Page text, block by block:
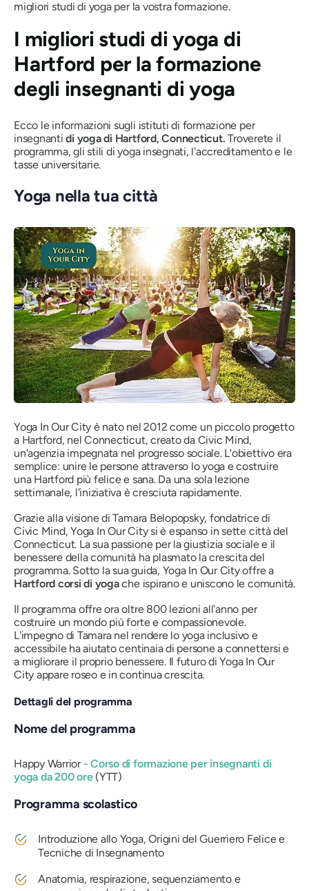
migliori studi di yoga per la vostra formazione.
I migliori studi di yoga di
Hartford per la formazione
degli insegnanti di yoga
Ecco le informazioni sugli istituti di formazione per
insegnantidi yoga di Hartford, Connecticut. Troverete il
programma, gli stili di yoga insegnati, l'accreditamento e le
tasse universitarie.
Yoga nella tua città
Yoga In Our City è nato nel 2012 come un piccolo progetto
a Hartford, nel Connecticut, creato da Civic Mind,
un'agenzia impegnata nel progresso sociale. L'obiettivo era
semplice: unire le persone attraverso lo yoga e costruire
una Hartford più felice e sana. Da una sola lezione
settimanale, l'iniziativa è cresciuta rapidamente.
Grazie alla visione di Tamara Belopopsky, fondatrice di
Civic Mind, Yoga In Our City si è espanso in sette città del
Connecticut. La sua passione per la giustizia sociale e il
benessere della comunità ha plasmato la crescita del
programma. Sotto la sua guida, Yoga In Our City offre a
Hartford corsi di yogache ispirano e uniscono le comunità.
Il programma offre ora oltre 800 lezioni all'anno per
costruire un mondo più forte e compassionevole.
L'impegno di Tamara nel rendere lo yoga inclusivo e
accessibile ha aiutato centinaia di persone a connettersi e
a migliorare il proprio benessere. Il futuro di Yoga In Our
City appare roseo e in continua crescita.
Dettagli del programma
Nome del programma
Happy Warrior - Corso di formazione per insegnanti di
yoga da 200 ore(YTT)
Programma scolastico
Introduzione allo Yoga, Origini del Guerriero Felice e
Tecniche di Insegnamento
Anatomia, respirazione, sequenziamento e